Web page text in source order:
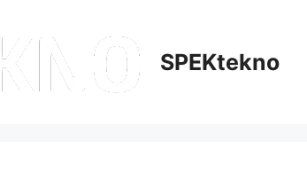
SPEKtekno